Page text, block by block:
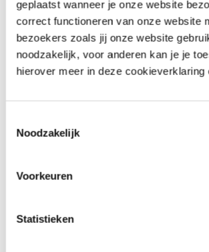
geplaatst wanneer je onze website
correct functioneren van onze website
bezoekers zoals jij onze website
noodzakelijk, voor anderen kan je je
hierover meer in deze cookieverklaring
Noodzakelijk
Voorkeuren
Statistieken